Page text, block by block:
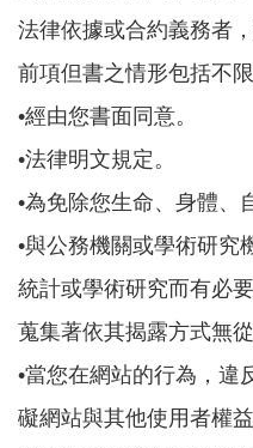
法律依據或合約義務者，
前項但書之情形包括不限
•經由您書面同意。
•法律明文規定。
•為免除您生命、身體、
•與公務機關或學術研究
統計或學術研究而有必
蒐集著依其揭露方式無
•當您在網站的行為，違
礙網站與其他使用者權